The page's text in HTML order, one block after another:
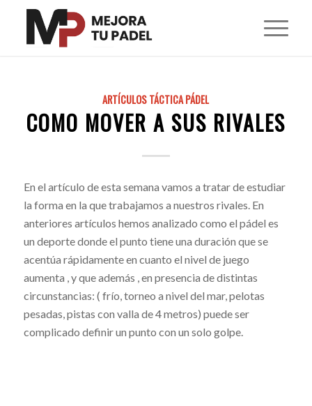
ARTÍCULOS TÁCTICA PÁDEL
COMO MOVER A SUS RIVALES
En el artículo de esta semana vamos a tratar de estudiar
la forma en la que trabajamos a nuestros rivales. En
anteriores artículos hemos analizado como el pádel es
un deporte donde el punto tiene una duración que se
acentúa rápidamente en cuanto el nivel de juego
aumenta , y que además , en presencia de distintas
circunstancias: ( frío, torneo a nivel del mar, pelotas
pesadas, pistas con valla de 4 metros) puede ser
complicado definir un punto con un solo golpe.